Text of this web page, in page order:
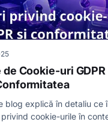
Cookie-uri
blog explică în detaliu ce
cookie-urile în